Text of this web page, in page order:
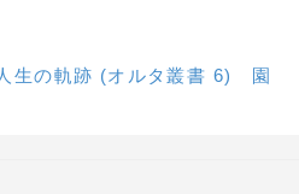
生の軌跡 (オルタ叢書 6) 園